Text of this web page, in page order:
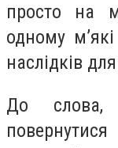
просто на
одному
наслідків
До